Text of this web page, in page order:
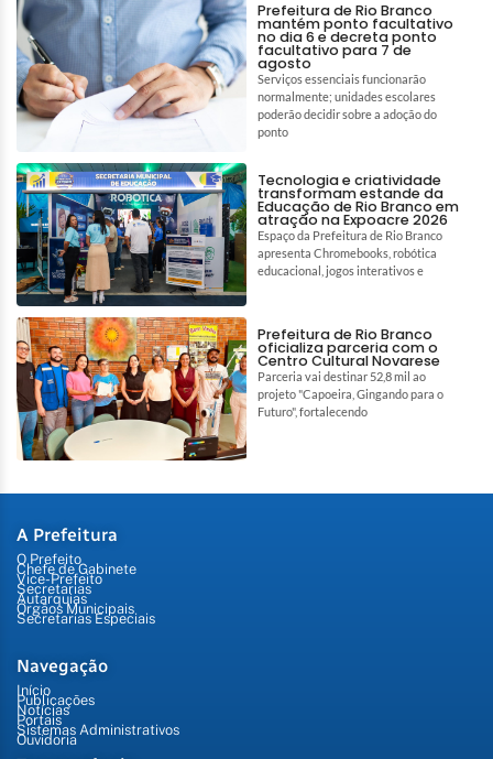
Prefeitura de Rio Branco
mantém ponto facultativo
no dia 6 e decreta ponto
facultativo para 7 de
agosto
Serviços essenciais funcionarão
normalmente; unidades escolares
poderão decidir sobre a adoção do
ponto
Tecnologia e criatividade
transformam estande da
Educação de Rio Branco em
atração na Expoacre 2026
Espaço da Prefeitura de Rio Branco
apresenta Chromebooks, robótica
educacional, jogos interativos e
Prefeitura de Rio Branco
oficializa parceria com o
Centro Cultural Novarese
Parceria vai destinar 52,8 mil ao
projeto "Capoeira, Gingando para o
Futuro", fortalecendo
A Prefeitura
O Prefeito
Chefe de Gabinete
Vice-Prefeito
Secretarias
Autarquias
Órgãos Municipais
Secretarias Especiais
Navegação
Início
Publicações
Notícias
Portais
Sistemas Administrativos
Ouvidoria